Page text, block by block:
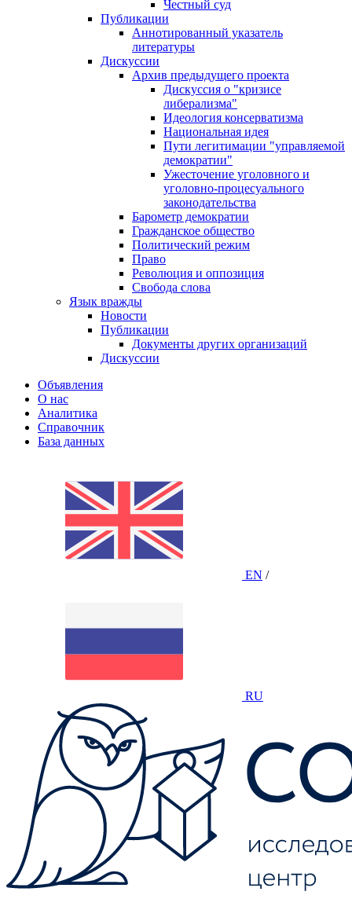
Честный суд
Публикации
Аннотированный указатель
литературы
Дискуссии
Архив предыдущего проекта
Дискуссия о "кризисе
либерализма"
Идеология консерватизма
Национальная идея
Пути легитимации "управляемой
демократии"
Ужесточение уголовного и
уголовно-процесуального
законодательства
Барометр демократии
Гражданское общество
Политический режим
Право
Революция и оппозиция
Свобода слова
Язык вражды
Новости
Публикации
Документы других организаций
Дискуссии
Объявления
О нас
Аналитика
Справочник
База данных
EN /
RU